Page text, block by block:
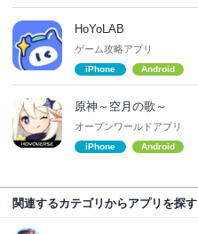
HoYoLAB
ゲーム攻略アプリ
iPhone Android
原神～空月の歌～
オープンワールドアプリ
iPhone Android
関連するカテゴリからアプリを探す